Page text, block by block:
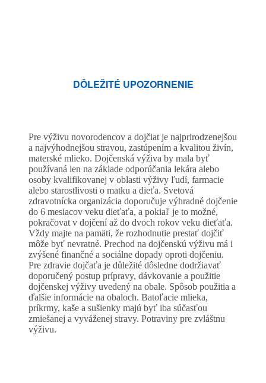
DÔLEŽITÉ UPOZORNENIE
Pre výživu novorodencov a dojčiat je najprirodzenejšou
a najvýhodnejšou stravou, zastúpením a kvalitou živín,
materské mlieko. Dojčenská výživa by mala byť
používaná len na základe odporúčania lekára alebo
osoby kvalifikovanej v oblasti výživy ľudí, farmacie
alebo starostlivosti o matku a dieťa. Svetová
zdravotnícka organizácia doporučuje výhradné dojčenie
do 6 mesiacov veku dieťaťa, a pokiaľ je to možné,
pokračovat v dojčení až do dvoch rokov veku dieťaťa.
Vždy majte na pamäti, že rozhodnutie prestať dojčiť
môže byť nevratné. Prechod na dojčenskú výživu má i
zvýšené finančné a sociálne dopady oproti dojčeniu.
Pre zdravie dojčaťa je důležité dôsledne dodržiavať
doporučený postup prípravy, dávkovanie a použitie
dojčenskej výživy uvedený na obale. Spôsob použitia a
ďalšie informácie na obaloch. Batoľacie mlieka,
príkrmy, kaše a sušienky majú byť iba súčasťou
zmiešanej a vyváženej stravy. Potraviny pre zvláštnu
výživu.